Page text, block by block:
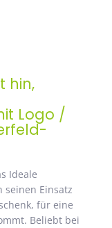
hin,
Logo /
Ideale
seinen Einsatz
für eine
Beliebt bei